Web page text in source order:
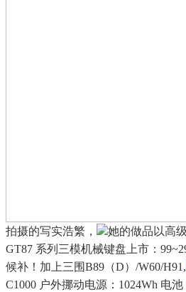
拍摄的写实浩繁， 她的做品以高
GT87 系列三模机械键盘上市：
候补！加上三围B89（D）/W60/H91,
C1000 户外挪动电源：1024Wh 电池